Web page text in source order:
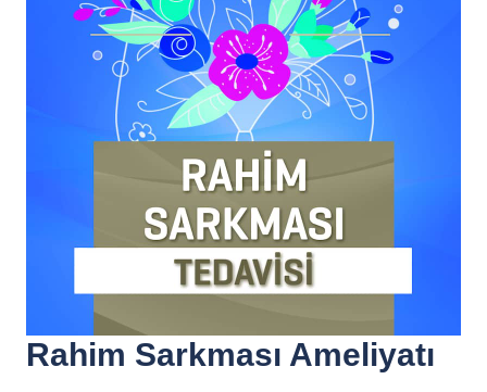
Rahim Sarkması Ameliyatı